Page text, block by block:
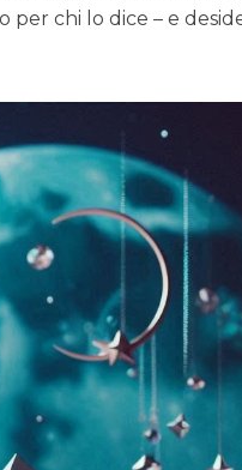
per chi lo dice – e